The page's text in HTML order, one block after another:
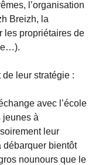
l’organisation
Breizh, la
les propriétaires de
leur stratégie :
avec l’école
jeunes à
leur
débarquer bientôt
nounours que le